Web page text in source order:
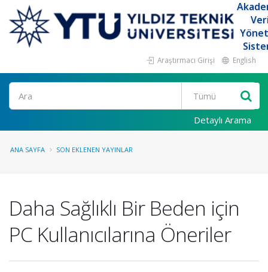
Araştırmacı Girişi English
Ara
Detaylı Arama
ANA SAYFA SON EKLENEN YAYINLAR
Daha Sağlıklı Bir Beden için
PC Kullanıcılarına Öneriler